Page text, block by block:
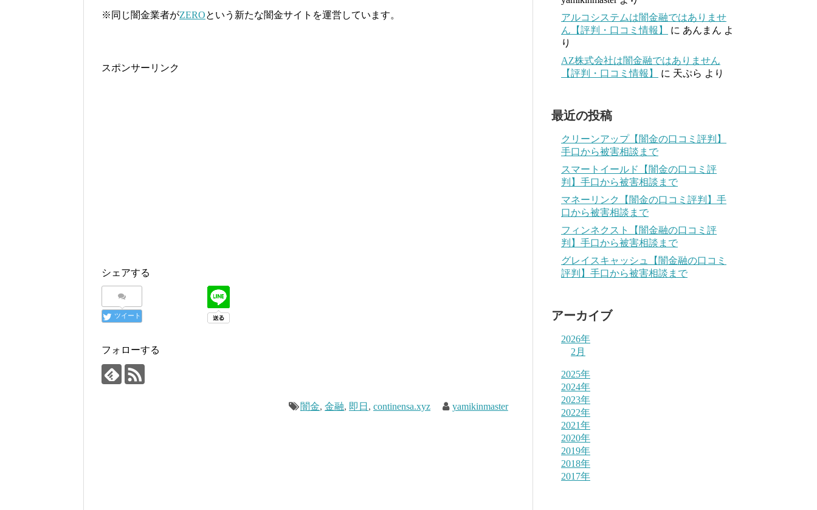
※同じ闇金業者がZEROという新たな闇金サイトを運営しています。
スポンサーリンク
シェアする
ツイート
フォローする
闇金,金融, 即日 ,continensa.xyz yamikinmaster
アルコシステムは闇金融ではありませ
ん【評判・口コミ情報】
に あんまん よ
り
AZ株式会社は闇金融ではありません
【評判・口コミ情報】
に 天ぷら より
最近の投稿
クリーンアップ【闇金の口コミ評判】
手口から被害相談まで
スマートイールド【闇金の口コミ評
判】手口から被害相談まで
マネーリンク【闇金の口コミ評判】手
口から被害相談まで
フィンネクスト【闇金融の口コミ評
判】手口から被害相談まで
グレイスキャッシュ【闇金融の口コミ
評判】手口から被害相談まで
アーカイブ
2026年
2月
2025年
2024年
2023年
2022年
2021年
2020年
2019年
2018年
2017年